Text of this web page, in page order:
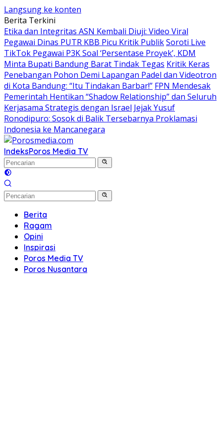
Langsung ke konten
Berita Terkini
Etika dan Integritas ASN Kembali Diuji: Video Viral
Pegawai Dinas PUTR KBB Picu Kritik PublikSoroti Live
TikTok Pegawai P3K Soal ‘Persentase Proyek’, KDM
Minta Bupati Bandung Barat Tindak Tegas Kritik Keras
Penebangan Pohon Demi Lapangan Padel dan Videotron
di Kota Bandung: “Itu Tindakan Barbar!” FPN Mendesak
Pemerintah Hentikan “Shadow Relationship” dan Seluruh
Kerjasama Strategis dengan Israel Jejak Yusuf
Ronodipuro: Sosok di Balik Tersebarnya Proklamasi
Indonesia ke Mancanegara
IndeksPoros Media TV
Berita
Ragam
Opini
Inspirasi
Poros Media TV
Poros Nusantara